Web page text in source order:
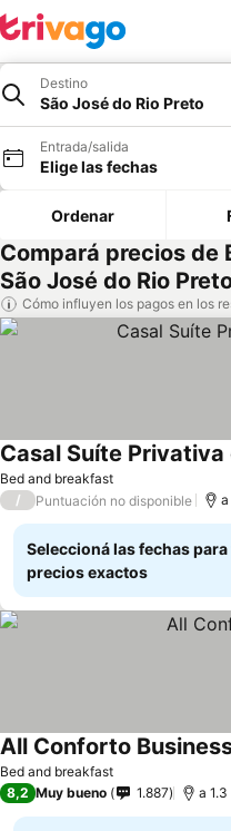
Destino
São José do Rio Preto
Entrada/salida
Elige las fechas
Ordenar
Compará precios de
São José do Rio
Cómo influyen los pagos en los
Bed and breakfast
Casal Suíte Privativa
/ Puntuación no disponible
Seleccioná las fechas
precios exactos
Bed and breakfast
All Conforto
8,2 Muy bueno 1.887 a